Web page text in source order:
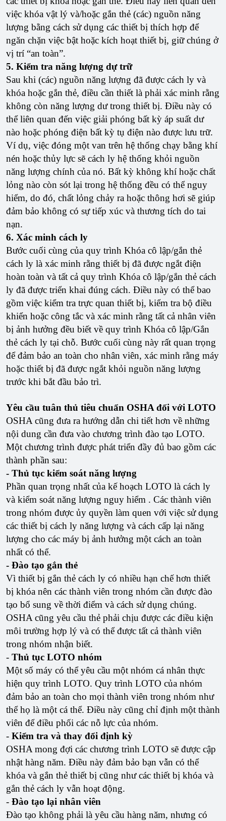
việc khóa vật lý và/hoặc gắn thẻ (các) nguồn năng
lượng bằng cách sử dụng các thiết bị thích hợp để
ngăn chặn việc bật hoặc kích hoạt thiết bị, giữ chúng ở
vị trí “an toàn”.
5. Kiểm tra năng lượng dự trữ
Sau khi (các) nguồn năng lượng đã được cách ly và
khóa hoặc gắn thẻ, điều cần thiết là phải xác minh rằng
không còn năng lượng dư trong thiết bị. Điều này có
thể liên quan đến việc giải phóng bất kỳ áp suất dư
nào hoặc phóng điện bất kỳ tụ điện nào được lưu trữ.
Ví dụ, việc đóng một van trên hệ thống chạy bằng khí
nén hoặc thủy lực sẽ cách ly hệ thống khỏi nguồn
năng lượng chính của nó. Bất kỳ không khí hoặc chất
lỏng nào còn sót lại trong hệ thống đều có thể nguy
hiểm, do đó, chất lỏng chảy ra hoặc thông hơi sẽ giúp
đảm bảo không có sự tiếp xúc và thương tích do tai
nạn.
6. Xác minh cách ly
Bước cuối cùng của quy trình Khóa cô lập/gắn thẻ
cách ly là xác minh rằng thiết bị đã được ngắt điện
hoàn toàn và tất cả quy trình Khóa cô lập/gắn thẻ cách
ly đã được triển khai đúng cách. Điều này có thể bao
gồm việc kiểm tra trực quan thiết bị, kiểm tra bộ điều
khiển hoặc công tắc và xác minh rằng tất cả nhân viên
bị ảnh hưởng đều biết về quy trình Khóa cô lập/Gắn
thẻ cách ly tại chỗ. Bước cuối cùng này rất quan trọng
để đảm bảo an toàn cho nhân viên, xác minh rằng máy
hoặc thiết bị đã được ngắt khỏi nguồn năng lượng
trước khi bắt đầu bảo trì.
Yêu cầu tuân thủ tiêu chuẩn OSHA đối với LOTO
OSHA cũng đưa ra hướng dẫn chi tiết hơn về những
nội dung cần đưa vào chương trình đào tạo LOTO.
Một chương trình được phát triển đầy đủ bao gồm các
thành phần sau:
- Thủ tục kiểm soát năng lượng
Phần quan trọng nhất của kế hoạch LOTO là cách ly
và kiểm soát năng lượng nguy hiểm . Các thành viên
trong nhóm được ủy quyền làm quen với việc sử dụng
các thiết bị cách ly năng lượng và cách cấp lại năng
lượng cho các máy bị ảnh hưởng một cách an toàn
nhất có thể.
- Đào tạo gắn thẻ
Vì thiết bị gắn thẻ cách ly có nhiều hạn chế hơn thiết
bị khóa nên các thành viên trong nhóm cần được đào
tạo bổ sung về thời điểm và cách sử dụng chúng.
OSHA cũng yêu cầu thẻ phải chịu được các điều kiện
môi trường hợp lý và có thể được tất cả thành viên
trong nhóm nhận biết.
- Thủ tục LOTO nhóm
Một số máy có thể yêu cầu một nhóm cá nhân thực
hiện quy trình LOTO. Quy trình LOTO của nhóm
đảm bảo an toàn cho mọi thành viên trong nhóm như
thể họ là một cá thể. Điều này cũng chỉ định một thành
viên để điều phối các nỗ lực của nhóm.
- Kiểm tra và thay đổi định kỳ
OSHA mong đợi các chương trình LOTO sẽ được cập
nhật hàng năm. Điều này đảm bảo bạn vẫn có thể
khóa và gắn thẻ thiết bị cũng như các thiết bị khóa và
gắn thẻ cách ly vẫn hoạt động.
- Đào tạo lại nhân viên
Đào tạo không phải là yêu cầu hàng năm, nhưng có